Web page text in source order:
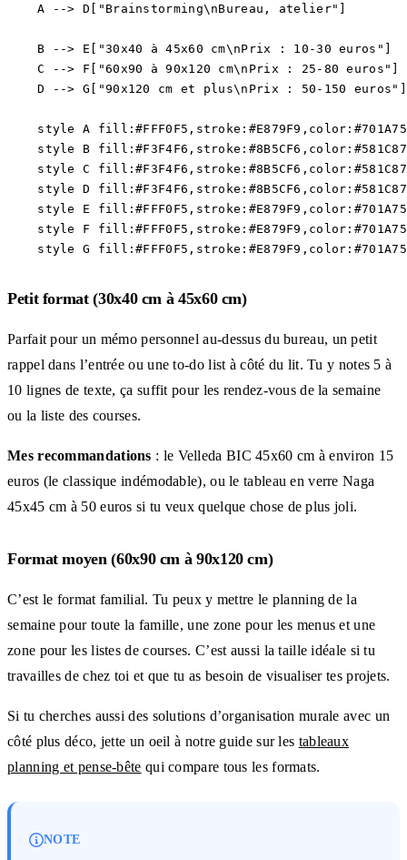
    A --> D["Brainstorming\nBureau, atelier"]
    B --> E["30x40 à 45x60 cm\nPrix : 10-30 euros"]
    C --> F["60x90 à 90x120 cm\nPrix : 25-80 euros"]
    D --> G["90x120 cm et plus\nPrix : 50-150 euros"]
    style A fill:#FFF0F5,stroke:#E879F9,color:#701A75
    style B fill:#F3F4F6,stroke:#8B5CF6,color:#581C87
    style C fill:#F3F4F6,stroke:#8B5CF6,color:#581C87
    style D fill:#F3F4F6,stroke:#8B5CF6,color:#581C87
    style E fill:#FFF0F5,stroke:#E879F9,color:#701A75
    style F fill:#FFF0F5,stroke:#E879F9,color:#701A75
Petit format (30x40 cm à 45x60 cm)
Parfait pour un mémo personnel au-dessus du bureau, un petit
rappel dans l’entrée ou une to-do list à côté du lit. Tu y notes 5 à
10 lignes de texte, ça suffit pour les rendez-vous de la semaine
ou la liste des courses.
Mes recommandations : le Velleda BIC 45x60 cm à environ 15
euros (le classique indémodable), ou le tableau en verre Naga
45x45 cm à 50 euros si tu veux quelque chose de plus joli.
Format moyen (60x90 cm à 90x120 cm)
C’est le format familial. Tu peux y mettre le planning de la
semaine pour toute la famille, une zone pour les menus et une
zone pour les listes de courses. C’est aussi la taille idéale si tu
travailles de chez toi et que tu as besoin de visualiser tes projets.
Si tu cherches aussi des solutions d’organisation murale avec un
côté plus déco, jette un oeil à notre guide sur les tableaux
planning et pense-bête qui compare tous les formats.
NOTE